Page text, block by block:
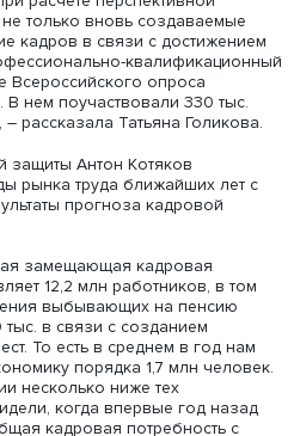
подготавливаемого
организации подготовки
профессиональных,
такой
плановые показатели
и
планирования,
численности занятых и
При расчете перспективной
не только вновь
кадров в связи с
Профессионально-
Всероссийского опроса
В нем поучаствовали 330
– рассказала Татьяна